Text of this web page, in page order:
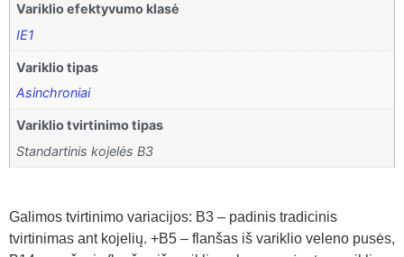
Variklio efektyvumo klasė
IE1
Variklio tipas
Asinchroniai
Variklio tvirtinimo tipas
Standartinis kojelės B3
Galimos tvirtinimo variacijos: B3 – padinis tradicinis
tvirtinimas ant kojelių. +B5 – flanšas iš variklio veleno pusės,